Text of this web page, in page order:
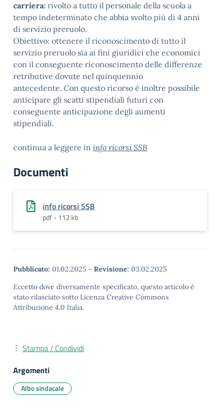
carriera: rivolto a tutto il personale della scuola a
tempo indeterminato che abbia svolto più di 4 anni
di servizio preruolo.
Obiettivo: ottenere il riconoscimento di tutto il
servizio preruolo sia ai fini giuridici che economici
con il conseguente riconoscimento delle differenze
retributive dovute nel quinquennio
antecedente. Con questo ricorso è inoltre possibile
anticipare gli scatti stipendiali futuri con
conseguente anticipazione degli aumenti
stipendiali.
continua a leggere in info ricorsi SSB
Documenti
info ricorsi SSB
pdf - 112 kb
Pubblicato: 01.02.2025 - Revisione: 03.02.2025
Eccetto dove diversamente specificato, questo articolo è
stato rilasciato sotto Licenza Creative Commons
Attribuzione 4.0 Italia.
Stampa / Condividi
Argomenti
Albo sindacale